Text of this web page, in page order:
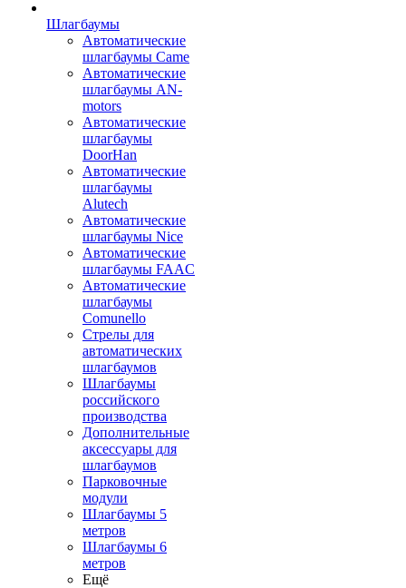
Шлагбаумы
Автоматические
шлагбаумы Came
Автоматические
шлагбаумы AN-
motors
Автоматические
шлагбаумы
DoorHan
Автоматические
шлагбаумы
Alutech
Автоматические
шлагбаумы Nice
Автоматические
шлагбаумы FAAC
Автоматические
шлагбаумы
Comunello
Стрелы для
автоматических
шлагбаумов
Шлагбаумы
российского
производства
Дополнительные
аксессуары для
шлагбаумов
Парковочные
модули
Шлагбаумы 5
метров
Шлагбаумы 6
метров
Ещё